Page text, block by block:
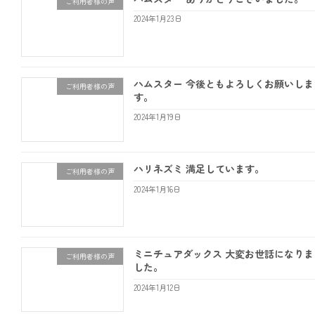
2024年1月23日
ご利用者様の声
ハムスター 今後ともよろしくお願いしま
す。
2024年1月19日
ご利用者様の声 ハリネズミ 満足しています。
2024年1月16日
ご利用者様の声
ミニチュアダックス 大変お世話になりま
した。
2024年1月12日